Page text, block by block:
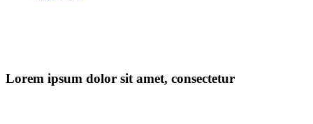
Lorem ipsum dolor sit amet, consectetur